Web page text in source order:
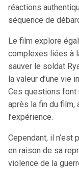
réactions
séquence de
Le film explore
complexes liées à
sauver le soldat
la valeur d’une vie
Ces questions
après la fin du film,
l’expérience.
Cependant, il
en raison de sa
violence de la